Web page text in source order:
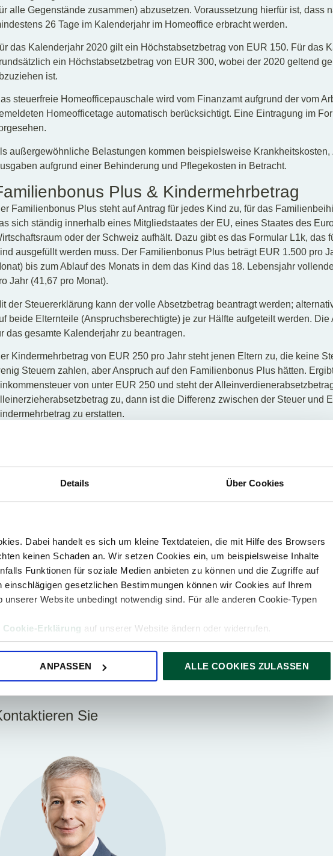
Details Über Cookies
Dabei handelt es sich um kleine Textdateien, die mit Hilfe des Browsers
keinen Schaden an. Wir setzen Cookies ein, um beispielsweise Inhalte
Funktionen für soziale Medien anbieten zu können und die Zugriffe auf
gesetzlichen Bestimmungen können wir Cookies auf Ihrem
Website unbedingt notwendig sind. Für alle anderen Cookie-Typen
Cookie-Erklärung auf unserer Website ändern oder widerrufen.
ANPASSEN ALLE COOKIES ZULASSEN
alle Gegenstände zusammen) abzusetzen. Voraussetzung hierfür ist, dass
26 Tage im Kalenderjahr im Homeoffice erbracht werden.
das Kalenderjahr 2020 gilt ein Höchstabsetzbetrag von EUR 150. Für das
ein Höchstabsetzbetrag von EUR 300, wobei der 2020 geltend
ist.
steuerfreie Homeofficepauschale wird vom Finanzamt aufgrund der vom
Homeofficetage automatisch berücksichtigt. Eine Eintragung im
außergewöhnliche Belastungen kommen beispielsweise Krankheitskosten,
aufgrund einer Behinderung und Pflegekosten in Betracht.
Plus & Kindermehrbetrag
Familienbonus Plus steht auf Antrag für jedes Kind zu, für das
sich ständig innerhalb eines Mitgliedstaates der EU, eines Staates des
oder der Schweiz aufhält. Dazu gibt es das Formular L1k, das
ausgefüllt werden muss. Der Familienbonus Plus beträgt EUR 1.500 pro
bis zum Ablauf des Monats in dem das Kind das 18. Lebensjahr
Jahr (41,67 pro Monat).
der Steuererklärung kann der volle Absetzbetrag beantragt werden;
beide Elternteile (Anspruchsberechtigte) je zur Hälfte aufgeteilt werden.
das gesamte Kalenderjahr zu beantragen.
Kindermehrbetrag von EUR 250 pro Jahr steht jenen Eltern zu, die keine
Steuern zahlen, aber Anspruch auf den Familienbonus Plus hätten.
von unter EUR 250 und steht der
zu, dann ist die Differenz zwischen der Steuer und
zu erstatten.
Sie vom Finanzamt einen Bescheid über eine „antragslose
und später feststellen, dass Sie zusätzliche Ausgaben absetzen
fünf Jahre Zeit, um das vollständig ausgefüllte Formular beim
Arbeitnehmerveranlagung über FinanzOnline zu beantragen. Der
tritt dann außer Kraft und Sie bekommen einen neuen
zur Arbeitnehmerveranlagung
zum Schluss noch ein Tipp: Wenn Sie eine freiwillige
und von einem Steuerbescheid mit Nachzahlung überrascht werden,
eines Monats ab dem Zustellungsdatum des Bescheids
Alle News
Mehr Tipps zur Arbeitnehmerveranlagung
Sie